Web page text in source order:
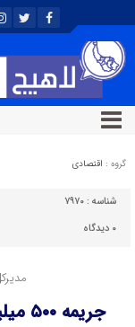
گروه : اقتصادی
شناسه : ۷۹۷۰
۰ دیدگاه
جریمه ۵۰۰ میلیونی یک مشاوره املاکی در رشت